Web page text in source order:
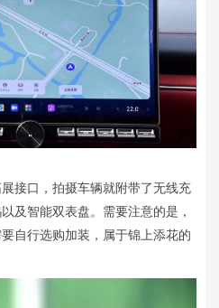
接口，拍摄车辆就附带了无线充
及智能双表盘。需要注意的是，
自行选购加装，属于锦上添花的